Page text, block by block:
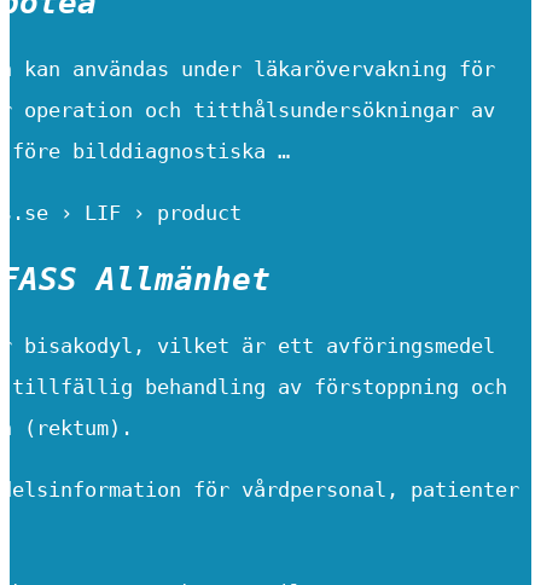
kan användas under läkarövervakning för
operation och titthålsundersökningar av
före bilddiagnostiska …
› LIF › product
Allmänhet
bisakodyl, vilket är ett avföringsmedel
tillfällig behandling av förstoppning och
(rektum).
för vårdpersonal, patienter